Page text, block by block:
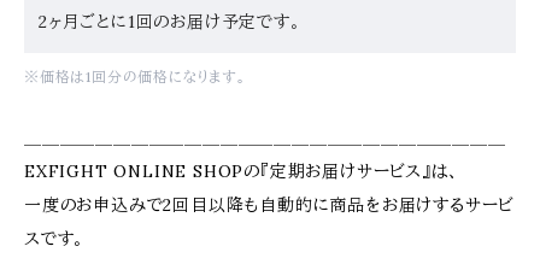
2ヶ月ごとに1回のお届け予定です。
※価格は1回分の価格になります。
EXFIGHT ONLINE SHOPの『定期お届けサービス』は、
一度のお申込みで2回目以降も自動的に商品をお届けするサービ
スです。